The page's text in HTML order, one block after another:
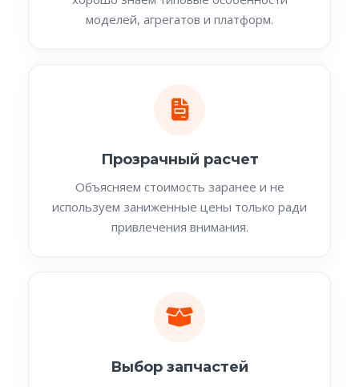
моделей, агрегатов и платформ.
Прозрачный расчет
Объясняем стоимость заранее и не
используем заниженные цены только ради
привлечения внимания.
Выбор запчастей